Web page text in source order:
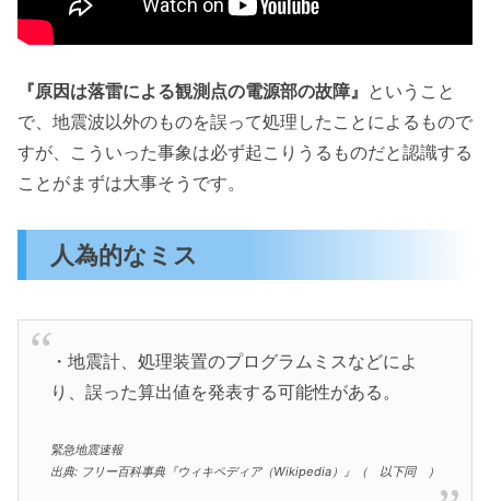
『原因は落雷による観測点の電源部の故障』 ということ
で、地震波以外のものを誤って処理したことによるもので
すが、こういった事象は必ず起こりうるものだと認識する
ことがまずは大事そうです。
人為的なミス
・地震計、処理装置のプログラムミスなどによ
り、誤った算出値を発表する可能性がある。
緊急地震速報
出典: フリー百科事典『ウィキペディア（Wikipedia）』（ 以下同 ）